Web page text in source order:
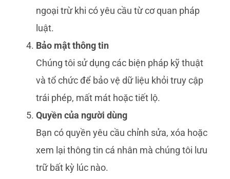
ngoại trừ khi có yêu cầu từ cơ quan pháp
luật.
Bảo mật thông tin
Chúng tôi sử dụng các biện pháp kỹ thuật
và tổ chức để bảo vệ dữ liệu khỏi truy cập
trái phép, mất mát hoặc tiết lộ.
Quyền của người dùng
Bạn có quyền yêu cầu chỉnh sửa, xóa hoặc
xem lại thông tin cá nhân mà chúng tôi lưu
trữ bất kỳ lúc nào.